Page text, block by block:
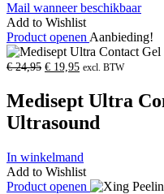
Mail wanneer beschikbaar
Add to Wishlist
Product openen Aanbieding!
€24,95 Oorspronkelijke
was:
€
€ 19,95Huidige
€
19,95.
excl. BTW
Medisept Ultra
Ultrasound
In winkelmand
Add to Wishlist
Product openen